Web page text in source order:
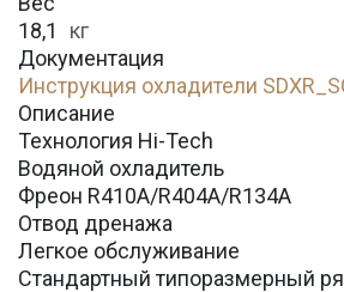
18,1
кг
Документация
Инструкция охладители
Описание
Технология Hi-Tech
Водяной охладитель
Фреон R410A/R404A/R134A
Отвод дренажа
Легкое обслуживание
Стандартный типоразмерный